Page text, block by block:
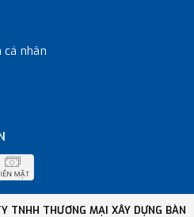
cá nhân
TNHH THƯƠNG MẠI XÂY DỰNG BÀN